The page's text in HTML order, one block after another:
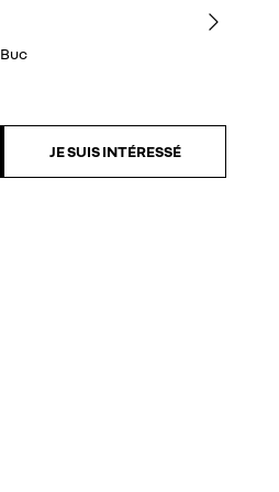
Buc
JE SUIS INTÉRESSÉ